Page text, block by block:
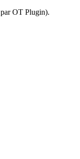
OT Plugin).